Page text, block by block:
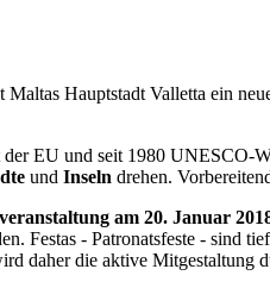
Hauptstadt Valletta ein
EU und seit 1980 UNESCO-
und Inseln drehen.
am 20. Januar
Festas - Patronatsfeste - sind
daher die aktive Mitgestaltung